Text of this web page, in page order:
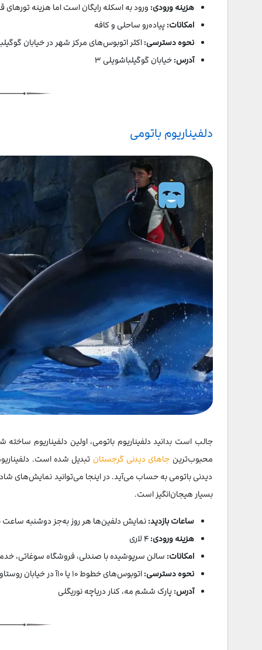
هزینه ورودی: ورود به اسکله رایگان است اما هزینه
امکانات: پیاده‌رو ساحلی و کافه‌
نحوه دسترسی:اکثر اتوبوس‌های مرکز شهر در خیابان
آدرس:خیابان گوگیلباشویلی ۳
دلفیناریوم باتومی
جالب است بدانید دلفیناریوم باتومی، اولین دلفیناریوم
محبوب‌ترین جاهای دیدنی گرجستان
دیدنی باتومی به حساب می‌آید. در اینجا می‌توانید نمایش‌های
بسیار هیجان‌انگیز است.
ساعات بازدید:نمایش دلفین‌ها هر روز به‌جز دوشنبه ساعت ۱۶:۰۰ برگزار می‌شود
هزینه ورودی:۴ لاری
امکانات: سالن سرپوشیده با صندلی‌، فروشگاه سوغاتی،
نحوه دسترسی:اتوبوس‌های خطوط ۱۰ یا ۱۰آ در خیابان روستاولی
آدرس: پارک ششم مه، کنار دریاچه نوریگلی